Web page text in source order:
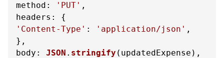
method : 'PUT'
headers
'Content-Type' : 'application/json' ,
body : JSON . stringify (updatedExpense),